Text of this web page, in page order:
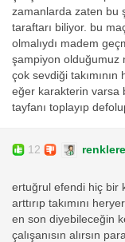
zamanlarda zaten bu
taraftarı biliyor. bu
olmalıydı madem
şampiyon olduğumuz
çok sevdiği
eğer karakterin varsa
tayfanı toplayıp
12 renklere
ertuğrul efendi hiç bir
arttırıp takımını
en son diyebileceğin
çalışanısın alırsın